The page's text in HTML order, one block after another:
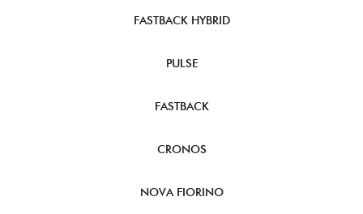
FASTBACK HYBRID
PULSE
FASTBACK
CRONOS
NOVA FIORINO